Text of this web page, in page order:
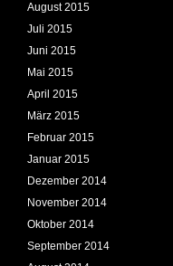
August 2015
Juli 2015
Juni 2015
Mai 2015
April 2015
März 2015
Februar 2015
Januar 2015
Dezember 2014
November 2014
Oktober 2014
September 2014